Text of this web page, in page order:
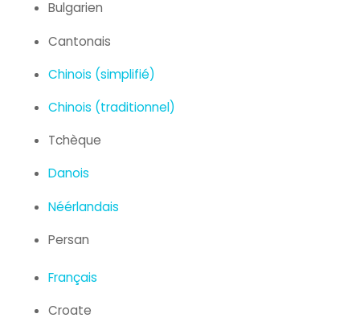
Bulgarien
Cantonais
Chinois (simplifié)
Chinois (traditionnel)
Tchèque
Danois
Néérlandais
Persan
Français
Croate